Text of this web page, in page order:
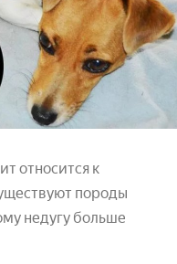
относится к
породы
недугу больше